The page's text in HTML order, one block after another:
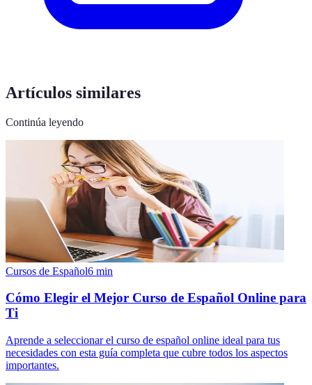
Artículos similares
Continúa leyendo
Cursos de Español6 min
Cómo Elegir el Mejor Curso de Español Online para
Ti
Aprende a seleccionar el curso de español online ideal para tus
necesidades con esta guía completa que cubre todos los aspectos
importantes.